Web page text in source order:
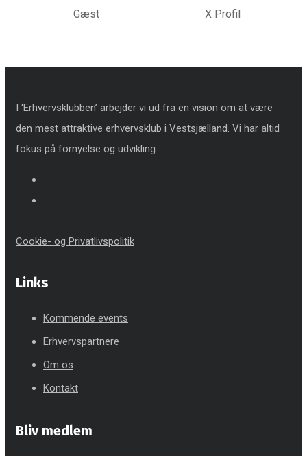
Gæst
X Profil
I ‘Erhvervsklubben’ arbejder vi ud fra en vision om at være
den mest attraktive erhvervsklub i Vestsjælland. Vi har altid
fokus på fornyelse og udvikling.
Cookie- og Privatlivspolitik
Links
Kommende events
Erhvervspartnere
Om os
Kontakt
Bliv medlem